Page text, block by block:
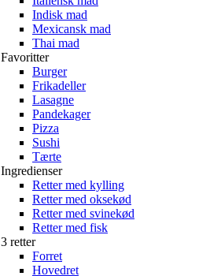
Indisk mad
Mexicansk mad
Thai mad
Favoritter
Burger
Frikadeller
Lasagne
Pandekager
Pizza
Sushi
Tærte
Ingredienser
Retter med kylling
Retter med oksekød
Retter med svinekød
Retter med fisk
3 retter
Forret
Hovedret